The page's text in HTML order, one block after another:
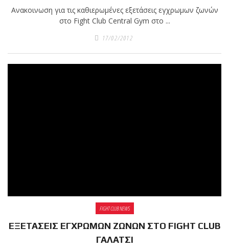
Ανακοινωση για τις καθιερωμένες εξετάσεις εγχρωμων ζωνών
στο Fight Club Central Gym στο ...
17/02/2012
FIGHT CLUB NEWS
ΕΞΕΤΑΣΕΙΣ ΕΓΧΡΩΜΩΝ ΖΩΝΩΝ ΣΤΟ FIGHT CLUB
ΓΑΛΑΤΣΙ